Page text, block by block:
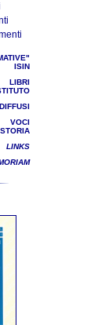
ISIN
LIBRI
VOCI
LINKS